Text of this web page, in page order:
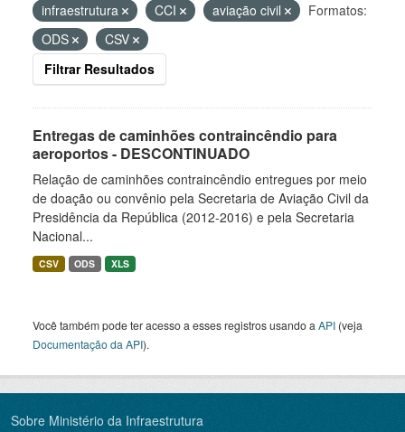
infraestrutura
CCI aviação civil
Formatos:
ODS
CSV
Filtrar Resultados
Entregas de caminhões contraincêndio para
aeroportos - DESCONTINUADO
Relação de caminhões contraincêndio entregues por meio
de doação ou convênio pela Secretaria de Aviação Civil da
Presidência da República (2012-2016) e pela Secretaria
Nacional...
CSV ODS XLS
Você também pode ter acesso a esses registros usando a API (veja
Documentação da API).
Sobre Ministério da Infraestrutura